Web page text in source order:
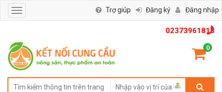
02373961818
0
Toggle
navigation
Trợ giúp Đăng ký Đăng nhập